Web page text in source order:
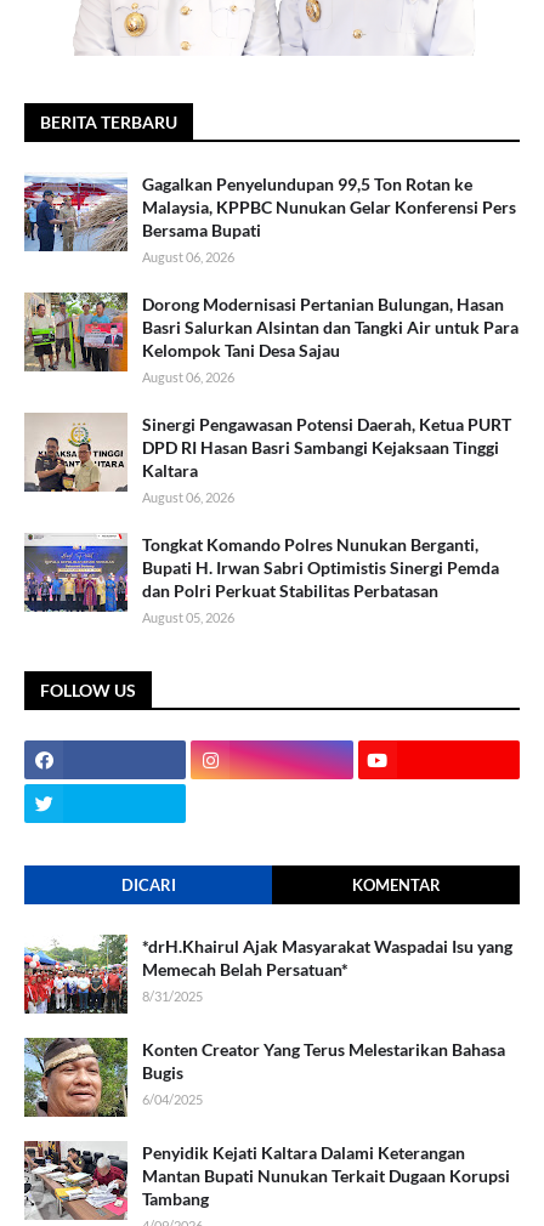
BERITA TERBARU
Gagalkan Penyelundupan 99,5 Ton Rotan ke
Malaysia, KPPBC Nunukan Gelar Konferensi Pers
Bersama Bupati
August 06, 2026
Dorong Modernisasi Pertanian Bulungan, Hasan
Basri Salurkan Alsintan dan Tangki Air untuk Para
Kelompok Tani Desa Sajau
August 06, 2026
Sinergi Pengawasan Potensi Daerah, Ketua PURT
DPD RI Hasan Basri Sambangi Kejaksaan Tinggi
Kaltara
August 06, 2026
Tongkat Komando Polres Nunukan Berganti,
Bupati H. Irwan Sabri Optimistis Sinergi Pemda
dan Polri Perkuat Stabilitas Perbatasan
August 05, 2026
FOLLOW US
DICARI KOMENTAR
*drH.Khairul Ajak Masyarakat Waspadai Isu yang
Memecah Belah Persatuan*
8/31/2025
Konten Creator Yang Terus Melestarikan Bahasa
Bugis
6/04/2025
Penyidik Kejati Kaltara Dalami Keterangan
Mantan Bupati Nunukan Terkait Dugaan Korupsi
Tambang